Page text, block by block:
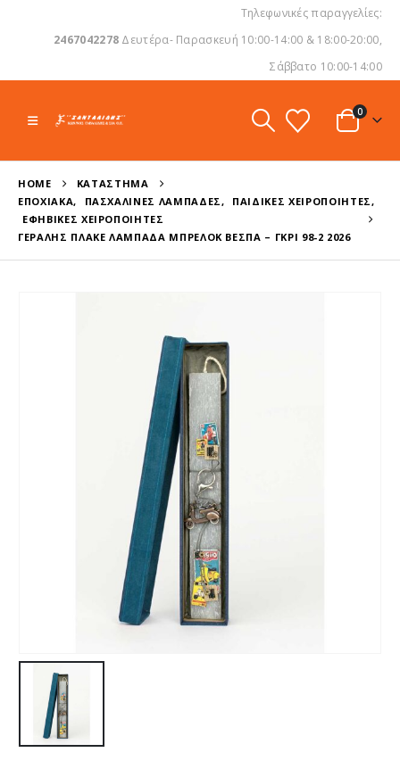
Τηλεφωνικές παραγγελίες:
2467042278 Δευτέρα- Παρασκευή 10:00-14:00 & 18:00-20:00,
Σάββατο 10:00-14:00
0
HOME
ΚΑΤΆΣΤΗΜΑ
ΕΠΟΧΙΑΚΆ, ΠΑΣΧΑΛΙΝΈΣ ΛΑΜΠΆΔΕΣ, ΠΑΙΔΙΚΈΣ ΧΕΙΡΟΠΟΊΗΤΕΣ,
ΕΦΗΒΙΚΈΣ ΧΕΙΡΟΠΟΊΗΤΕΣ
ΓΕΡΑΛΉΣ ΠΛΑΚΈ ΛΑΜΠΆΔΑ ΜΠΡΕΛΌΚ ΒΈΣΠΑ – ΓΚΡΙ 98-2 2026